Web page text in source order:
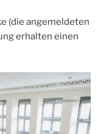
(die angemeldeten
erhalten einen